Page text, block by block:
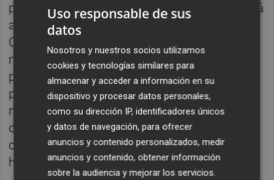
primer debate sobre la reforma que permitirá
acometer la renovación parcial del Tribunal
Constitucional, se abrirá un plazo de 30
minutos para que los grupos presenten sus
propuestas de resolución, un máximo de 15
propuestas por cabeza. Eso implica un total
máximo de 150 textos que pueden ser
objeto de enmiendas, pero que en ningún
caso se pueden votar por puntos porque se
haría eterno.
Uso responsable de sus
datos
Nosotros y nuestros socios utilizamos
cookies y tecnologías similares para
almacenar y acceder a información en su
dispositivo y procesar datos personales,
como su dirección IP, identificadores únicos
y datos de navegación, para ofrecer
anuncios y contenido personalizados, medir
anuncios y contenido, obtener información
sobre la audiencia y mejorar los servicios.